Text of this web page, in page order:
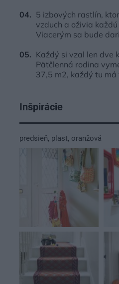
5 izbových rastlín,
vzduch a oživia
Viacerým sa bude
Každý si vzal len dve
Päťčlenná rodina
37,5 m2, každý tu
Inšpirácie
predsieň, plast, oranžová